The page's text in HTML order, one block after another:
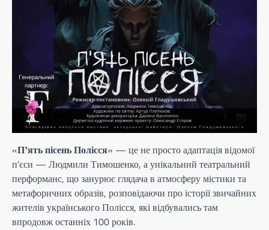
«Пʼять пісень Полісся» — це не просто адаптація відомої
п’єси — Людмили Тимошенко, а унікальний театральний
перформанс, що занурює глядача в атмосферу містики та
метафоричних образів, розповідаючи про історії звичайних
жителів українського Полісся, які відбувались там
впродовж останніх 100 років.